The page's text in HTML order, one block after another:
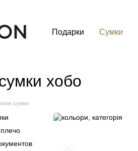
Подарки Сумки
хобо
сумки